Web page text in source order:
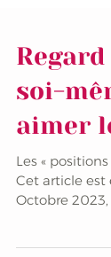
Regard
soi-
aimer
Cet article est